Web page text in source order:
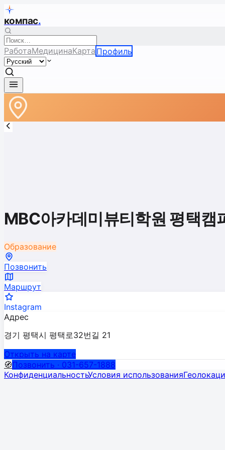
компас.
РаботаМедицинаКарта Профиль
MBC아카데미뷰티학원 평택캠
Образование
Позвонить
Маршрут
Instagram
Адрес
경기 평택시 평택로32번길 21
Открыть на карте
🧭Позвонить · 031-657-1888
КонфиденциальностьУсловия использования